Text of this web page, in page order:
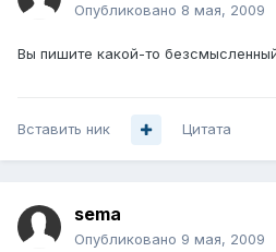
Опубликовано 8 мая, 2009
Вы пишите какой-то
Вставить ник Цитата
sema
Опубликовано 9 мая, 2009